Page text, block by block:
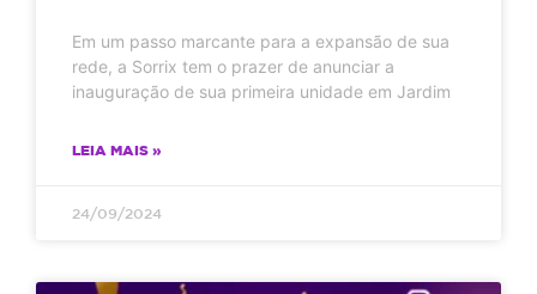
Em um passo marcante para a expansão de sua
rede, a Sorrix tem o prazer de anunciar a
inauguração de sua primeira unidade em Jardim
LEIA MAIS »
24/09/2024